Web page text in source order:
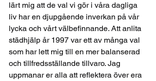
lärt mig att de val vi gör i våra dagliga
liv har en djupgående inverkan på vår
lycka och vårt välbefinnande. Att anlita
städhjälp år 1997 var ett av många val
som har lett mig till en mer balanserad
och tillfredsställande tillvaro. Jag
uppmanar er alla att reflektera över era